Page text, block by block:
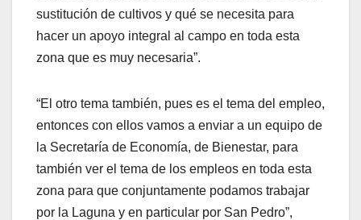
sustitución de cultivos y qué se necesita para
hacer un apoyo integral al campo en toda esta
zona que es muy necesaria”.
“El otro tema también, pues es el tema del empleo,
entonces con ellos vamos a enviar a un equipo de
la Secretaría de Economía, de Bienestar, para
también ver el tema de los empleos en toda esta
zona para que conjuntamente podamos trabajar
por la Laguna y en particular por San Pedro”,